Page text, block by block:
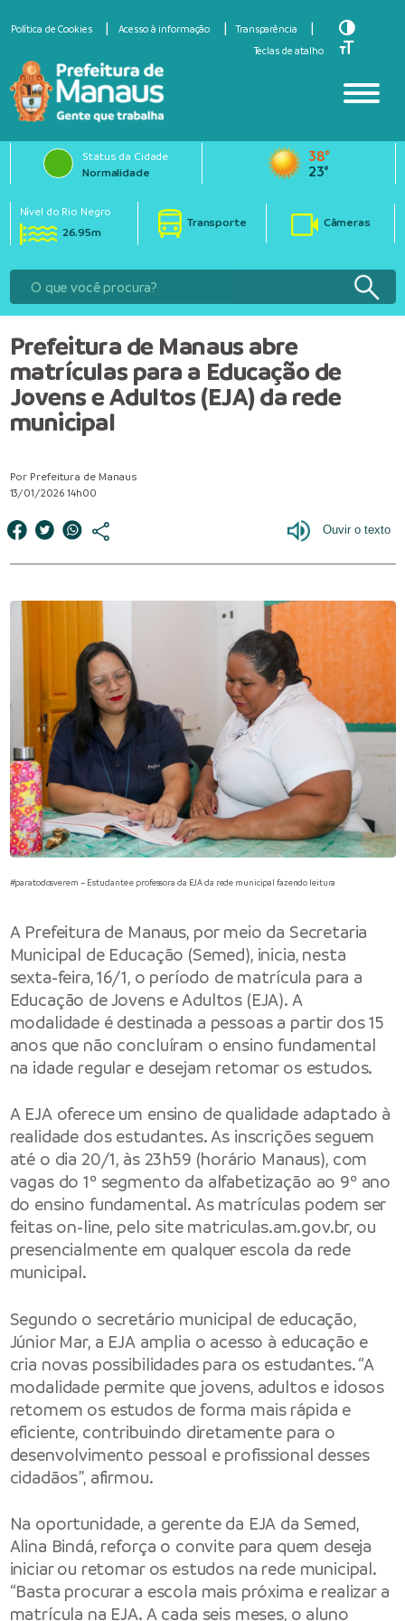
Política de Cookies Acesso à informação
Transparência
Teclas de atalho
Toggle
Toggle
Status da Cidade
Normalidade
38°
23°
Nível do Rio Negro
26.95m
Transporte Câmeras
Prefeitura de Manaus abre
matrículas para a Educação de
Jovens e Adultos (EJA) da rede
municipal
Por Prefeitura de Manaus
13/01/2026 14h00
#paratodosverem – Estudante e professora da EJA da rede municipal fazendo leitura
A Prefeitura de Manaus, por meio da Secretaria
Municipal de Educação (Semed), inicia, nesta
sexta-feira, 16/1, o período de matrícula para a
Educação de Jovens e Adultos (EJA). A
modalidade é destinada a pessoas a partir dos 15
anos que não concluíram o ensino fundamental
na idade regular e desejam retomar os estudos.
A EJA oferece um ensino de qualidade adaptado à
realidade dos estudantes. As inscrições seguem
até o dia 20/1, às 23h59 (horário Manaus), com
vagas do 1º segmento da alfabetização ao 9º ano
do ensino fundamental. As matrículas podem ser
feitas on-line, pelo site matriculas.am.gov.br, ou
presencialmente em qualquer escola da rede
municipal.
Segundo o secretário municipal de educação,
Júnior Mar, a EJA amplia o acesso à educação e
cria novas possibilidades para os estudantes. “A
modalidade permite que jovens, adultos e idosos
retomem os estudos de forma mais rápida e
eficiente, contribuindo diretamente para o
desenvolvimento pessoal e profissional desses
cidadãos”, afirmou.
Na oportunidade, a gerente da EJA da Semed,
Alina Bindá, reforça o convite para quem deseja
iniciar ou retomar os estudos na rede municipal.
“Basta procurar a escola mais próxima e realizar a
matrícula na EJA. A cada seis meses, o aluno